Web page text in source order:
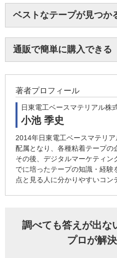
ベストなテープが見つか
通販で簡単に購入できる
著者プロフィール
日東電工ベースマテリアル株
小池 季史
2014年日東電工ベースマテリ
配属となり、各種粘着テープの
その後、デジタルマーケティン
でに培ったテープの知識・経験
点と見る人に分かりやすいコン
調べても答えが出な
プロが解